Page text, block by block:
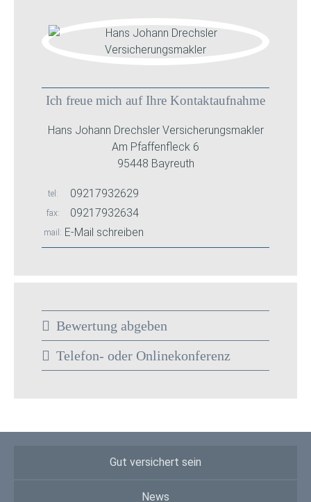
Ich freue mich auf Ihre Kontaktaufnahme
Hans Johann Drechsler Versicherungsmakler
Am Pfaffenfleck 6
95448 Bayreuth
tel 09217932629
fax 09217932634
mail E-Mail schreiben
Bewertung abgeben
Telefon- oder Onlinekonferenz
Gut versichert sein
News